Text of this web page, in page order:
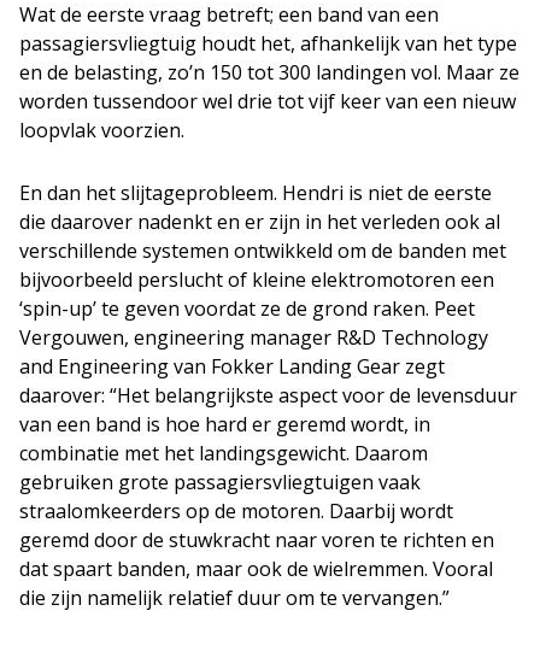
Wat de eerste vraag betreft; een band van een
passagiersvliegtuig houdt het, afhankelijk van het type
en de belasting, zo’n 150 tot 300 landingen vol. Maar ze
worden tussendoor wel drie tot vijf keer van een nieuw
loopvlak voorzien.
En dan het slijtageprobleem. Hendri is niet de eerste
die daarover nadenkt en er zijn in het verleden ook al
verschillende systemen ontwikkeld om de banden met
bijvoorbeeld perslucht of kleine elektromotoren een
‘spin-up’ te geven voordat ze de grond raken. Peet
Vergouwen, engineering manager R&D Technology
and Engineering van Fokker Landing Gear zegt
daarover: “Het belangrijkste aspect voor de levensduur
van een band is hoe hard er geremd wordt, in
combinatie met het landingsgewicht. Daarom
gebruiken grote passagiersvliegtuigen vaak
straalomkeerders op de motoren. Daarbij wordt
geremd door de stuwkracht naar voren te richten en
dat spaart banden, maar ook de wielremmen. Vooral
die zijn namelijk relatief duur om te vervangen.”